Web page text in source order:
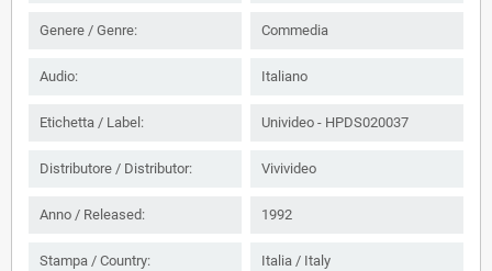
Genere / Genre: Commedia
Audio: Italiano
Etichetta / Label: Univideo - HPDS020037
Distributore / Distributor: Vivivideo
Anno / Released: 1992
Stampa / Country: Italia / Italy